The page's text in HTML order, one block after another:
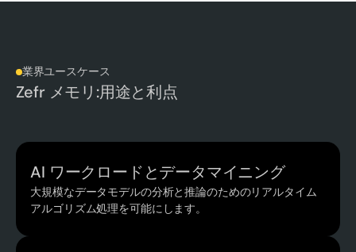
業界ユースケース
Zefr メモリ:用途と利点
AI ワークロードとデータマイニング
大規模なデータモデルの分析と推論のためのリアルタイム
アルゴリズム処理を可能にします。